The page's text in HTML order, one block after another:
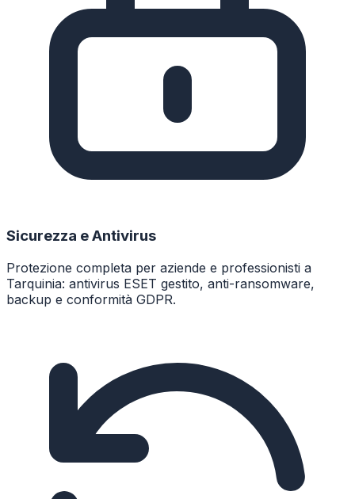
Sicurezza e Antivirus
Protezione completa per aziende e professionisti a
Tarquinia: antivirus ESET gestito, anti-ransomware,
backup e conformità GDPR.